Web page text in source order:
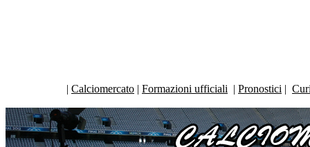
| Calciomercato | Formazioni ufficiali | Pronostici |